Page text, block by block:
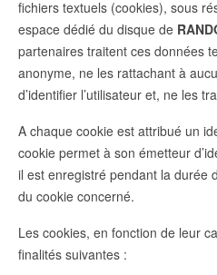
fichiers textuels (cookies), sous
espace dédié du disque de
partenaires traitent ces données
anonyme, ne les rattachant à
d’identifier l’utilisateur et, ne les
A chaque cookie est attribué un
cookie permet à son émetteur
il est enregistré pendant la durée
du cookie concerné.
Les cookies, en fonction de leur
finalités suivantes :